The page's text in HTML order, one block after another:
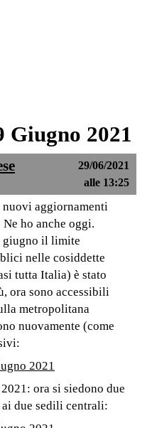
Giugno 2021
29/06/2021
alle 13:25
nuovi aggiornamenti
ho anche oggi.
giugno il limite
nelle cosiddette
tutta Italia) è stato
ora sono accessibili
metropolitana
nuovamente (come
ora si siedono due
due sedili centrali: